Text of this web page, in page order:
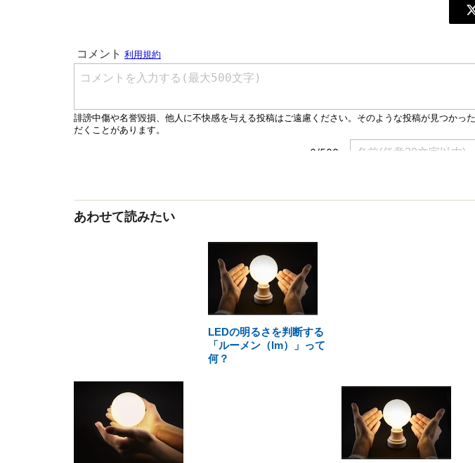
あわせて読みたい
LEDの明るさを判断する
「ルーメン（lm）」って
何？